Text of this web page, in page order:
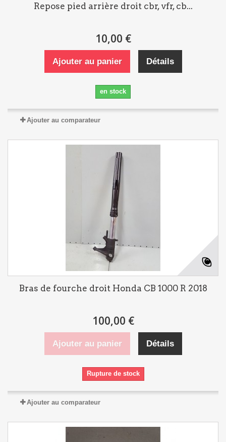
Repose pied arrière droit cbr, vfr, cb...
10,00 €
Ajouter au panier Détails
en stock
Ajouter au comparateur
Bras de fourche droit Honda CB 1000 R 2018
100,00 €
Ajouter au panier Détails
Rupture de stock
Ajouter au comparateur